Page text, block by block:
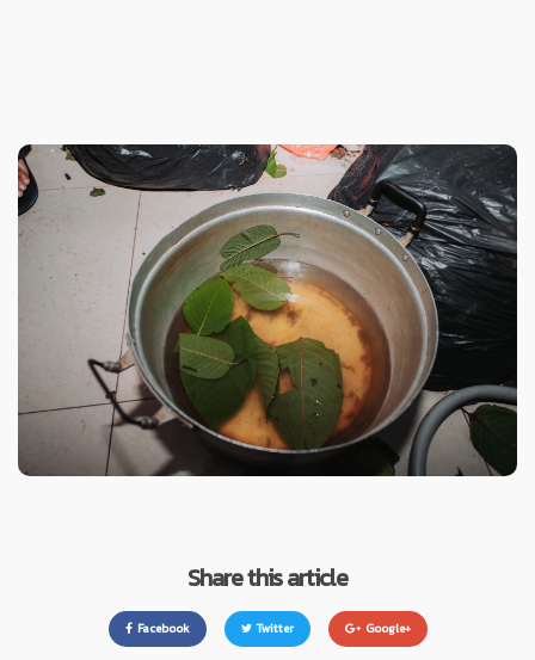
Share this article
Facebook Twitter Google+